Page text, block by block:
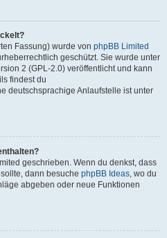
Fassung) wurde von phpBB Limited
geschützt. Sie wurde unter
2 (GPL-2.0) veröffentlicht und kann
findest du
deutschsprachige Anlaufstelle ist unter
geschrieben. Wenn du denkst, dass
dann besuche phpBB Ideas, wo du
abgeben oder neue Funktionen